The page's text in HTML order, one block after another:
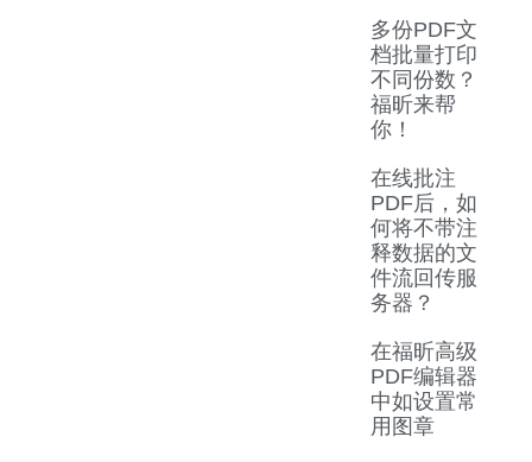
多份PDF文
档批量打印
不同份数？
福昕来帮
你！
在线批注
PDF后，如
何将不带注
释数据的文
件流回传服
务器？
在福昕高级
PDF编辑器
中如设置常
用图章